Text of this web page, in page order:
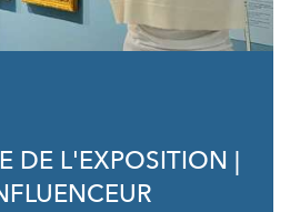
DE L'EXPOSITION |